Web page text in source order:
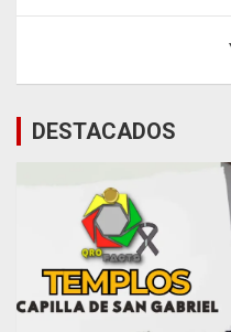
entradas
DESTACADOS